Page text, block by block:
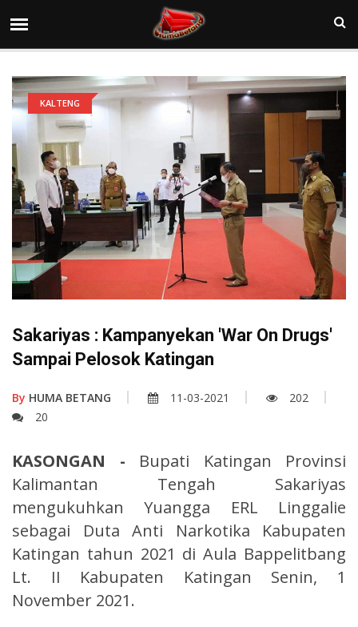
KALTENG
Sakariyas : Kampanyekan 'War On Drugs'
Sampai Pelosok Katingan
By HUMA BETANG 11-03-2021
202
20
KASONGAN - Bupati Katingan Provinsi
Kalimantan Tengah Sakariyas
mengukuhkan Yuangga ERL Linggalie
sebagai Duta Anti Narkotika Kabupaten
Katingan tahun 2021 di Aula Bappelitbang
Lt. II Kabupaten Katingan Senin, 1
November 2021.